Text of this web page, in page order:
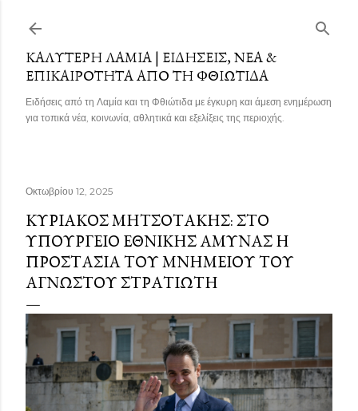
ΚΑΛΎΤΕΡΗ ΛΑΜΊΑ | ΕΙΔΉΣΕΙΣ, ΝΈΑ &
ΕΠΙΚΑΙΡΌΤΗΤΑ ΑΠΌ ΤΗ ΦΘΙΏΤΙΔΑ
Ειδήσεις από τη Λαμία και τη Φθιώτιδα με έγκυρη και άμεση ενημέρωση
για τοπικά νέα, κοινωνία, αθλητικά και εξελίξεις της περιοχής.
Οκτωβρίου 12, 2025
ΚΥΡΙΆΚΟΣ ΜΗΤΣΟΤΆΚΗΣ: ΣΤΟ
ΥΠΟΥΡΓΕΊΟ ΕΘΝΙΚΉΣ ΆΜΥΝΑΣ Η
ΠΡΟΣΤΑΣΊΑ ΤΟΥ ΜΝΗΜΕΊΟΥ ΤΟΥ
ΑΓΝΏΣΤΟΥ ΣΤΡΑΤΙΏΤΗ